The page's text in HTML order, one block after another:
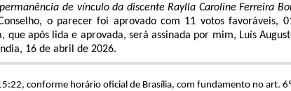
de vínculo da discente Raylla Caroline Ferreira
o parecer foi aprovado com 11 votos favoráveis,
após lida e aprovada, será assinada por mim, Luís
16 de abril de 2026.
conforme horário oficial de Brasília, com fundamento no art.